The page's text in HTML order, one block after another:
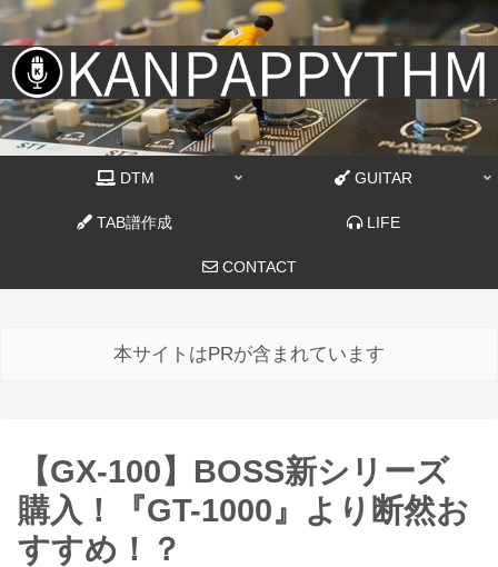
DTM GUITAR
TAB譜作成 LIFE
CONTACT
本サイトはPRが含まれています
【GX-100】BOSS新シリーズ
購入！『GT-1000』より断然お
すすめ！？